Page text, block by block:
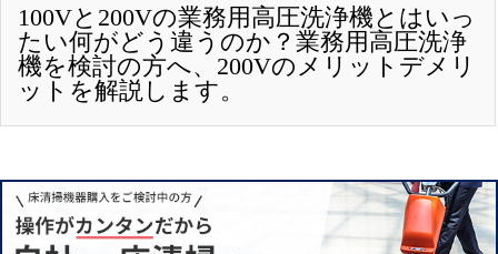
100Vと200Vの業務用高圧洗浄機とはいっ
たい何がどう違うのか？業務用高圧洗浄
機を検討の方へ、200Vのメリットデメリ
ットを解説します。